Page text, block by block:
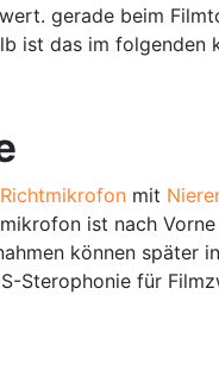
gerade beim
ist das im
Richtmikrofon mit
ist nach
können später
Sterophonie für